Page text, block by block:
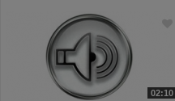
02:10